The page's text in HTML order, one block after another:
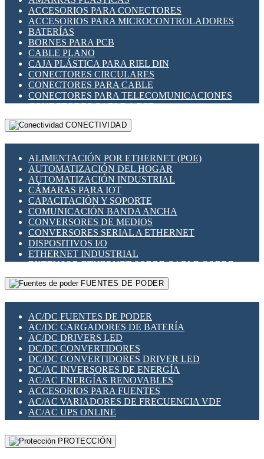
INDICADORES PARA PANEL
INTERFACES DE RELÉ
INTERRUPTORES FIN DE CARRERA
LLAVES CONMUTADORAS
MEDIDORES DE ENERGÍA Y TC'S DE CORRIENTE
MOTORES PASO A PASO
PANTALLAS HMI
PLC -CONTROLADORES LÓGICO PROGRAMABLES
PROGRAMADORES DE HORARIO
RELÉS DE PROTECCIÓN
SENSORES CAPACITIVOS
SENSORES INDUCTIVOS
TEMPORIZADORES
VARIACS
VARIADORES DE FRECUENCIA [VDF]
SECCIONADORES - INTERRUPTORES
MAQUINARIA
ACCESORIOS PARA CONECTORES
ACCESORIOS PARA MICROCONTROLADORES
BATERÍAS
BORNES PARA PCB
CABLE PLANO
CAJA PLÁSTICA PARA RIEL DIN
CONECTORES CIRCULARES
CONECTORES PARA CABLE
CONECTORES PARA TELECOMUNICACIONES
CONECTORES CABLE A PCB
CONECTORES PCB A CABLE
DIP SWITCHES
HERRAMIENTAS VARIAS
ILUMINACIÓN LED
INTERRUPTORES REED
INTERFACES DE RELÉ
OTROS RELÉS
PROTECCIÓN TÉRMICA
RELÉS AUTOMOTRICES
RELÉS DE SEÑAL
RELÉS DE ESTADO SÓLIDO SSR
RELÉS INDUSTRIALES
RELÉS MINIATURA DE POTENCIA
SENSORES MAGNÉTICOS
SWITCH Y MICROSWITCH
TARJETAS PI
UNIÓN Y DERIVACIÓN DE CABLE
CONECTIVIDAD
ALIMENTACIÓN POR ETHERNET (POE)
AUTOMATIZACIÓN DEL HOGAR
AUTOMATIZACIÓN INDUSTRIAL
CÁMARAS PARA IOT
CAPACITACIÓN Y SOPORTE
COMUNICACIÓN BANDA ANCHA
CONVERSORES DE MEDIOS
CONVERSORES SERIAL A ETHERNET
DISPOSITIVOS I/O
ETHERNET INDUSTRIAL
EXTENSOR ETHERNET SOBRE CABLE COBRE
GATEWAY LORAWAN
GESTIÓN DE REDES
PLACAS MODULARES IOT
SWITCHES Y REDES WIFI
SOLUCIONES IOT
SOLUCIONES LORAWAN
SOLUCIONES RED CELULAR
SEGURIDAD PARA REDES
SWITCHES LAN
TELEFONÍA IP (VOIP)
VIGILANCIA IP (CCTV)
MESHTASTIC
FUENTES DE PODER
AC/DC FUENTES DE PODER
AC/DC CARGADORES DE BATERÍA
AC/DC DRIVERS LED
DC/DC CONVERTIDORES
DC/DC CONVERTIDORES DRIVER LED
DC/AC INVERSORES DE ENERGÍA
AC/AC ENERGÍAS RENOVABLES
ACCESORIOS PARA FUENTES
AC/AC VARIADORES DE FRECUENCIA VDF
AC/AC UPS ONLINE
PROTECCIÓN